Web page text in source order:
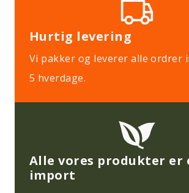
Hurtig levering
Vi pakker og leverer alle ordrer
5 hverdage.
Alle vores produkter er
import